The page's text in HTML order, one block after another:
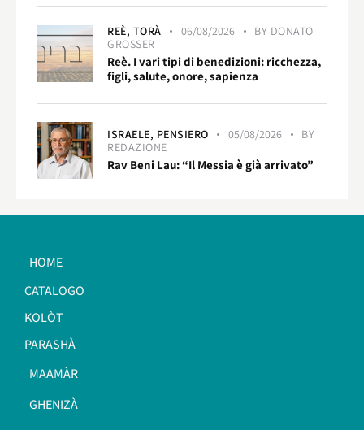
REÈ, TORÀ 06/08/2026 BY DONATO
GROSSER
Reè. I vari tipi di benedizioni: ricchezza,
figli, salute, onore, sapienza
ISRAELE, PENSIERO 05/08/2026
BY
REDAZIONE
Rav Beni Lau: “Il Messia è già arrivato”
HOME
CATALOGO
KOLÒT
PARASHÀ
MAAMÀR
GHENIZÀ